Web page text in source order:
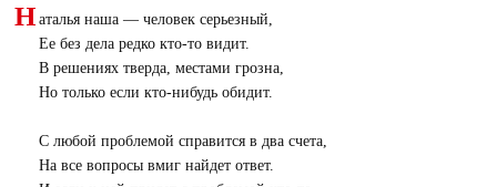
Н аталья наша — человек серьезный,
Ее без дела редко кто-то видит.
В решениях тверда, местами грозна,
Но только если кто-нибудь обидит.
С любой проблемой справится в два счета,
На все вопросы вмиг найдет ответ.